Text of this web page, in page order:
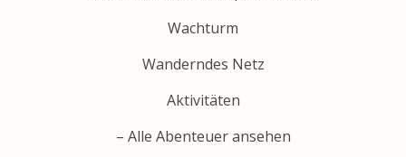
Wachturm
Wanderndes Netz
Aktivitäten
– Alle Abenteuer ansehen